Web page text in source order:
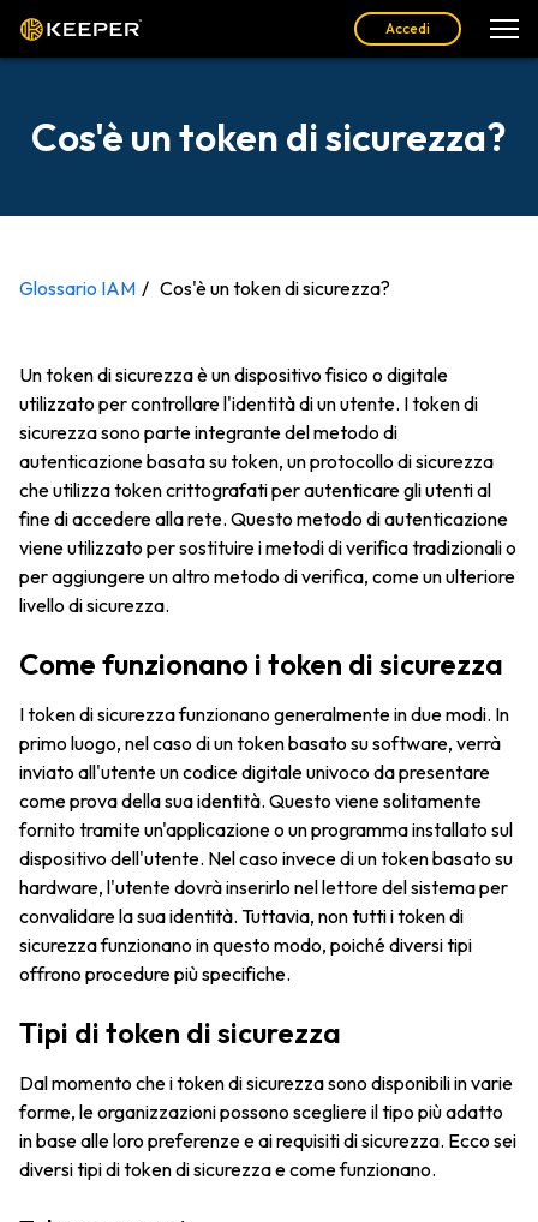
Accedi
Cos'è un token di sicurezza?
Glossario IAM Cos'è un token di sicurezza?
Un token di sicurezza è un dispositivo fisico o digitale
utilizzato per controllare l'identità di un utente. I token di
sicurezza sono parte integrante del metodo di
autenticazione basata su token, un protocollo di sicurezza
che utilizza token crittografati per autenticare gli utenti al
fine di accedere alla rete. Questo metodo di autenticazione
viene utilizzato per sostituire i metodi di verifica tradizionali o
per aggiungere un altro metodo di verifica, come un ulteriore
livello di sicurezza.
Come funzionano i token di sicurezza
I token di sicurezza funzionano generalmente in due modi. In
primo luogo, nel caso di un token basato su software, verrà
inviato all'utente un codice digitale univoco da presentare
come prova della sua identità. Questo viene solitamente
fornito tramite un'applicazione o un programma installato sul
dispositivo dell'utente. Nel caso invece di un token basato su
hardware, l'utente dovrà inserirlo nel lettore del sistema per
convalidare la sua identità. Tuttavia, non tutti i token di
sicurezza funzionano in questo modo, poiché diversi tipi
offrono procedure più specifiche.
Tipi di token di sicurezza
Dal momento che i token di sicurezza sono disponibili in varie
forme, le organizzazioni possono scegliere il tipo più adatto
in base alle loro preferenze e ai requisiti di sicurezza. Ecco sei
diversi tipi di token di sicurezza e come funzionano.